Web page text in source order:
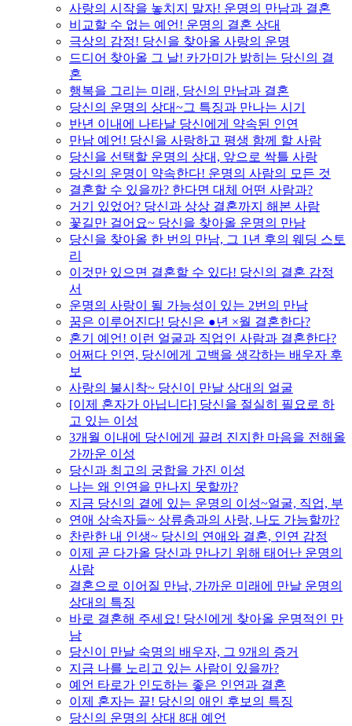
사랑의 시작을 놓치지 말자! 운명의 만남과 결혼
비교할 수 없는 예언! 운명의 결혼 상대
극상의 감정! 당신을 찾아올 사랑의 운명
드디어 찾아올 그 날! 카가미가 밝히는 당신의 결
혼
행복을 그리는 미래, 당신의 만남과 결혼
당신의 운명의 상대~그 특징과 만나는 시기
반년 이내에 나타날 당신에게 약속된 인연
만남 예언! 당신을 사랑하고 평생 함께 할 사람
당신을 선택할 운명의 상대, 앞으로 싹틀 사랑
당신의 운명이 약속한다! 운명의 사람의 모든 것
결혼할 수 있을까? 한다면 대체 어떤 사람과?
거기 있었어? 당신과 상상 결혼까지 해본 사람
꽃길만 걸어요~ 당신을 찾아올 운명의 만남
당신을 찾아올 한 번의 만남, 그 1년 후의 웨딩 스토
리
이것만 있으면 결혼할 수 있다! 당신의 결혼 감정
서
운명의 사랑이 될 가능성이 있는 2번의 만남
꿈은 이루어진다! 당신은 ●년 ×월 결혼한다?
혼기 예언! 이런 얼굴과 직업인 사람과 결혼한다?
어쩌다 인연, 당신에게 고백을 생각하는 배우자 후
보
사랑의 불시착~ 당신이 만날 상대의 얼굴
[이제 혼자가 아닙니다] 당신을 절실히 필요로 하
고 있는 이성
3개월 이내에 당신에게 끌려 진지한 마음을 전해올
가까운 이성
당신과 최고의 궁합을 가진 이성
나는 왜 인연을 만나지 못할까?
지금 당신의 곁에 있는 운명의 이성~얼굴, 직업, 부
연애 상속자들~ 상류층과의 사랑, 나도 가능할까?
찬란한 내 인생~ 당신의 연애와 결혼, 인연 감정
이제 곧 다가올 당신과 만나기 위해 태어난 운명의
사람
결혼으로 이어질 만남, 가까운 미래에 만날 운명의
상대의 특징
바로 결혼해 주세요! 당신에게 찾아올 운명적인 만
남
당신이 만날 숙명의 배우자, 그 9개의 증거
지금 나를 노리고 있는 사람이 있을까?
예언 타로가 인도하는 좋은 인연과 결혼
이제 혼자는 끝! 당신의 애인 후보의 특징
당신의 운명의 상대 8대 예언